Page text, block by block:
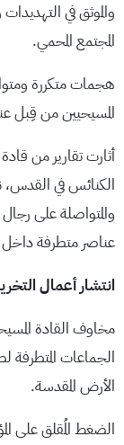
والموثق في
المجتمع المحمي.
هجمات متكررة
المسيحيين من قِبل
أثارت تقارير من
الكنائس في القدس،
والمتواصلة على
عناصر متطرفة داخل
انتشار أعمال
مخاوف القادة
الجماعات
الأرض المقدسة.
الضغط المُقلق على